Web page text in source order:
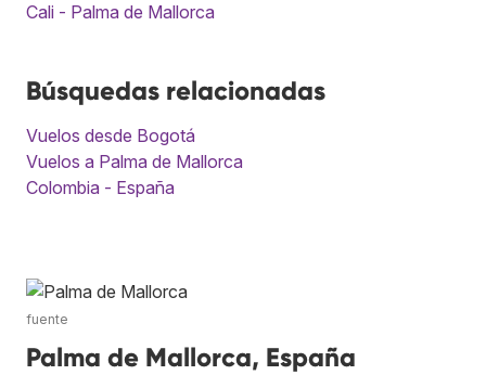
Cali - Palma de Mallorca
Búsquedas relacionadas
Vuelos desde Bogotá
Vuelos a Palma de Mallorca
Colombia - España
fuente
Palma de Mallorca, España